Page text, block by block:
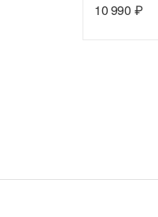
10 990 ₽